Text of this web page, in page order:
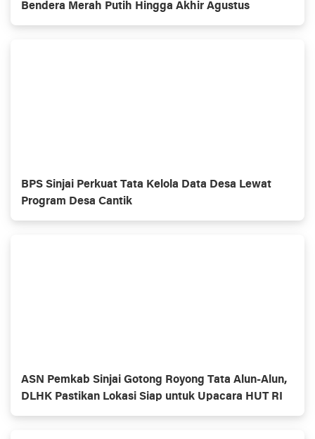
Bendera Merah Putih Hingga Akhir Agustus
BPS Sinjai Perkuat Tata Kelola Data Desa Lewat
Program Desa Cantik
ASN Pemkab Sinjai Gotong Royong Tata Alun-Alun,
DLHK Pastikan Lokasi Siap untuk Upacara HUT RI